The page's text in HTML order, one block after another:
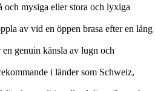
och mysiga eller stora och lyxiga
av vid en öppen brasa efter en lång
genuin känsla av lugn och
i länder som Schweiz,